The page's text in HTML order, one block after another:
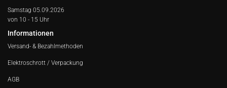
Samstag 05.09.2026
von 10 - 15 Uhr
Informationen
Versand- & Bezahlmethoden
Elektroschrott / Verpackung
AGB